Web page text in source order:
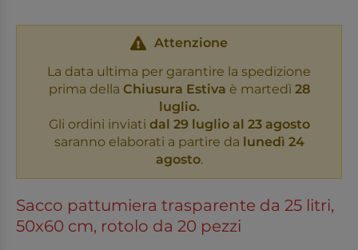
Attenzione
La data ultima per garantire la spedizione
prima della Chiusura Estiva è martedì 28
luglio.
Gli ordini inviati dal 29 luglio al 23 agosto
saranno elaborati a partire da lunedì 24
agosto.
Sacco pattumiera trasparente da 25 litri,
50x60 cm, rotolo da 20 pezzi